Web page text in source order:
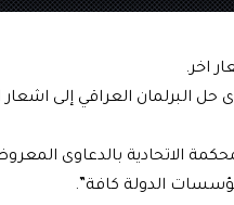
اخر.
البرلمان العراقي إلى اشعار
الاتحادية بالدعاوى
الدولة كافة”.